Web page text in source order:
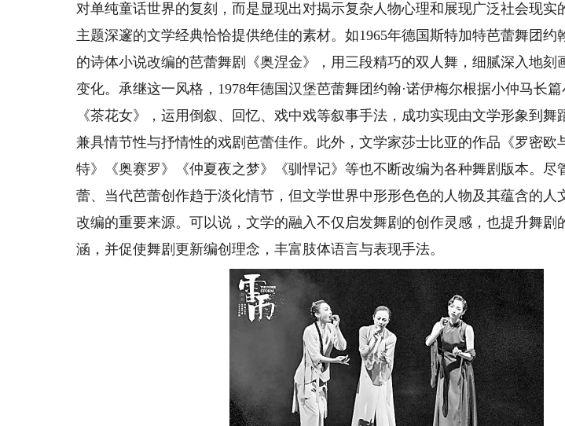
对单纯童话世界的复刻，而是显现出对揭示复杂人物心理和展现广泛社会现实
主题深邃的文学经典恰恰提供绝佳的素材。如1965年德国斯特加特芭蕾舞团约
的诗体小说改编的芭蕾舞剧《奥涅金》，用三段精巧的双人舞，细腻深入地刻
变化。承继这一风格，1978年德国汉堡芭蕾舞团约翰·诺伊梅尔根据小仲马长
《茶花女》，运用倒叙、回忆、戏中戏等叙事手法，成功实现由文学形象到舞
兼具情节性与抒情性的戏剧芭蕾佳作。此外，文学家莎士比亚的作品《罗密欧
特》《奥赛罗》《仲夏夜之梦》《驯悍记》等也不断改编为各种舞剧版本。尽
蕾、当代芭蕾创作趋于淡化情节，但文学世界中形形色色的人物及其蕴含的人
改编的重要来源。可以说，文学的融入不仅启发舞剧的创作灵感，也提升舞剧
涵，并促使舞剧更新编创理念，丰富肢体语言与表现手法。